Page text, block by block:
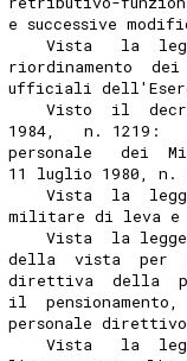
e successive
Vista   la
riordinamento
ufficiali
Visto  il
1984,   n. 1219:
personale   dei
11 luglio 1980, n.
Vista  la
militare di leva e
Vista  la
della  vista  per
direttiva  della
il
personale
Vista   la